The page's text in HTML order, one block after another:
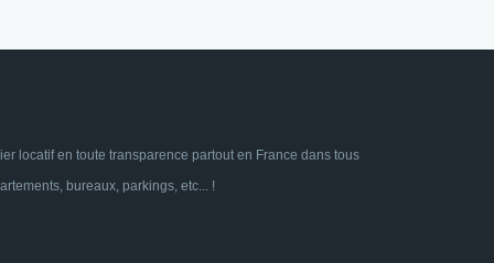
locatif en toute transparence partout en France dans tous
bureaux, parkings, etc... !